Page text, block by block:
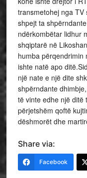
transmetohej nga TV
shpejt ta
ndërkombëtar lidhur
shqiptarë në
humba përqendrimin
ishte natë apo
një nate e një dite
shpërndante
të vinte edhe një ditë
përjetshëm qoftë
dëshmorët dhe
Share via:
Facebook